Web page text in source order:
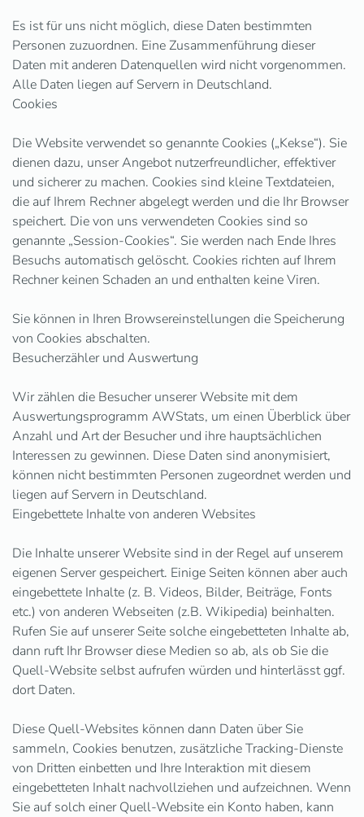
Es ist für uns nicht möglich, diese Daten bestimmten
Personen zuzuordnen. Eine Zusammenführung dieser
Daten mit anderen Datenquellen wird nicht vorgenommen.
Alle Daten liegen auf Servern in Deutschland.
Cookies
Die Website verwendet so genannte Cookies („Kekse“). Sie
dienen dazu, unser Angebot nutzerfreundlicher, effektiver
und sicherer zu machen. Cookies sind kleine Textdateien,
die auf Ihrem Rechner abgelegt werden und die Ihr Browser
speichert. Die von uns verwendeten Cookies sind so
genannte „Session-Cookies“. Sie werden nach Ende Ihres
Besuchs automatisch gelöscht. Cookies richten auf Ihrem
Rechner keinen Schaden an und enthalten keine Viren.
Sie können in Ihren Browsereinstellungen die Speicherung
von Cookies abschalten.
Besucherzähler und Auswertung
Wir zählen die Besucher unserer Website mit dem
Auswertungsprogramm AWStats, um einen Überblick über
Anzahl und Art der Besucher und ihre hauptsächlichen
Interessen zu gewinnen. Diese Daten sind anonymisiert,
können nicht bestimmten Personen zugeordnet werden und
liegen auf Servern in Deutschland.
Eingebettete Inhalte von anderen Websites
Die Inhalte unserer Website sind in der Regel auf unserem
eigenen Server gespeichert. Einige Seiten können aber auch
eingebettete Inhalte (z. B. Videos, Bilder, Beiträge, Fonts
etc.) von anderen Webseiten (z.B. Wikipedia) beinhalten.
Rufen Sie auf unserer Seite solche eingebetteten Inhalte ab,
dann ruft Ihr Browser diese Medien so ab, als ob Sie die
Quell-Website selbst aufrufen würden und hinterlässt ggf.
dort Daten.
Diese Quell-Websites können dann Daten über Sie
sammeln, Cookies benutzen, zusätzliche Tracking-Dienste
von Dritten einbetten und Ihre Interaktion mit diesem
eingebetteten Inhalt nachvollziehen und aufzeichnen. Wenn
Sie auf solch einer Quell-Website ein Konto haben, kann